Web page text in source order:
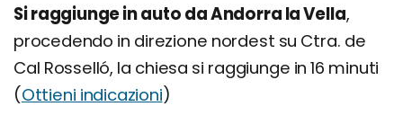
Si raggiunge in auto da Andorra la Vella,
procedendo in direzione nordest su Ctra. de
Cal Rosselló, la chiesa si raggiunge in 16 minuti
(Ottieni indicazioni)